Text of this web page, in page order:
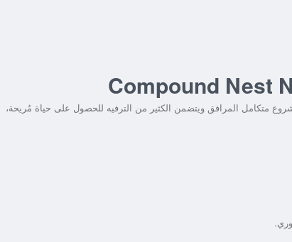
متكامل المرافق ويتضمن الكثير من الترفيه للحصول على حياة مُريحة،